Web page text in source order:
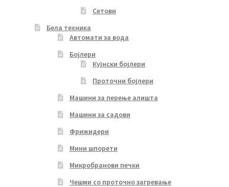
Сетови
Бела техника
Автомати за вода
Бојлери
Кујнски бојлери
Проточни бојлери
Машини за перење алишта
Машини за садови
Фрижидери
Мини шпорети
Микробранови печки
Чешми со проточно загревање